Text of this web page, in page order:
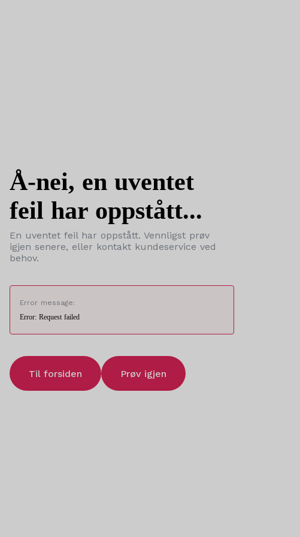
Å-nei, en uventet
feil har oppstått...
En uventet feil har oppstått. Vennligst prøv
igjen senere, eller kontakt kundeservice ved
behov.
Error message:
Error: Request failed
Til forsiden Prøv igjen